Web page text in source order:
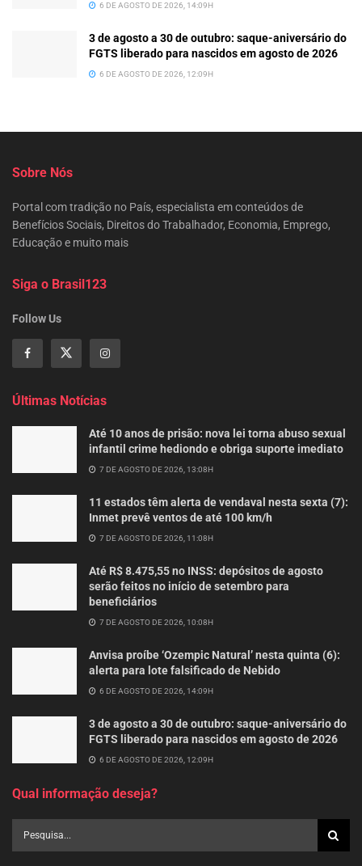
6 DE AGOSTO DE 2026, 14:09H
3 de agosto a 30 de outubro: saque-aniversário do
FGTS liberado para nascidos em agosto de 2026
6 DE AGOSTO DE 2026, 12:09H
Sobre Nós
Portal com tradição no País, especialista em conteúdos de
Benefícios Sociais, Direitos do Trabalhador, Economia, Emprego,
Educação e muito mais
Siga o Brasil123
Follow Us
Últimas Notícias
Até 10 anos de prisão: nova lei torna abuso sexual
infantil crime hediondo e obriga suporte imediato
7 DE AGOSTO DE 2026, 13:08H
11 estados têm alerta de vendaval nesta sexta (7):
Inmet prevê ventos de até 100 km/h
7 DE AGOSTO DE 2026, 11:08H
Até R$ 8.475,55 no INSS: depósitos de agosto
serão feitos no início de setembro para
beneficiários
7 DE AGOSTO DE 2026, 10:08H
Anvisa proíbe ‘Ozempic Natural’ nesta quinta (6):
alerta para lote falsificado de Nebido
6 DE AGOSTO DE 2026, 14:09H
3 de agosto a 30 de outubro: saque-aniversário do
FGTS liberado para nascidos em agosto de 2026
6 DE AGOSTO DE 2026, 12:09H
Qual informação deseja?